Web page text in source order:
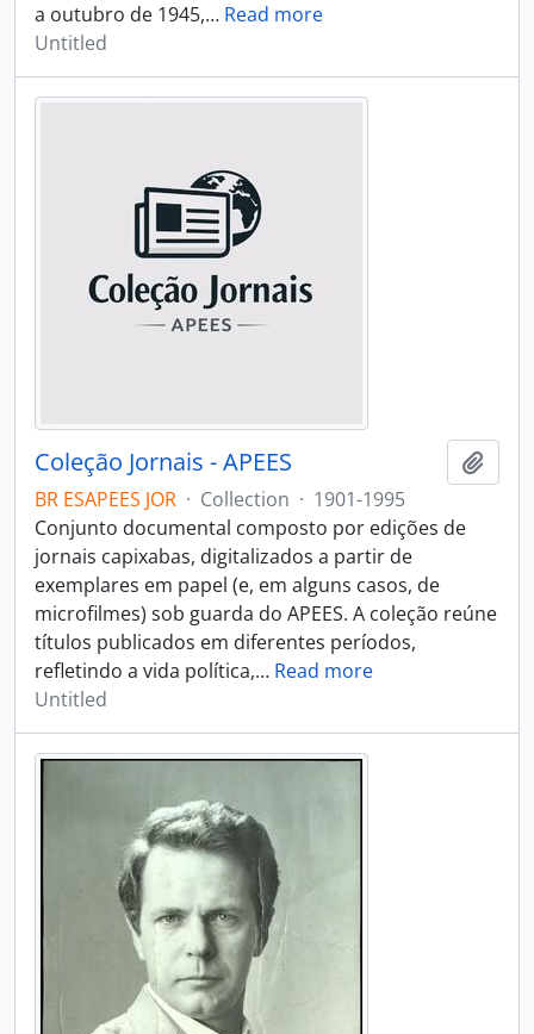
a outubro de 1945,… Read more
Untitled
Coleção Jornais - APEES
BR ESAPEES JOR · Collection · 1901-1995
Conjunto documental composto por edições de
jornais capixabas, digitalizados a partir de
exemplares em papel (e, em alguns casos, de
microfilmes) sob guarda do APEES. A coleção reúne
títulos publicados em diferentes períodos,
refletindo a vida política,… Read more
Untitled